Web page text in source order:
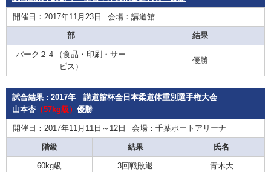
開催日：2017年11月23日 会場：講道館
部 結果
パーク２４（食品・印刷・サー
ビス）
優勝
試合結果 : 2017年 講道館杯全日本柔道体重別選手権大会
山本杏 （57kg級） 優勝
開催日：2017年11月11日～12日 会場：千葉ポートアリーナ
階級 結果 氏名
60kg級 3回戦敗退 青木大